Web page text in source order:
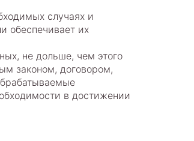
случаях и
обеспечивает их
не дольше, чем этого
законом, договором,
в достижении